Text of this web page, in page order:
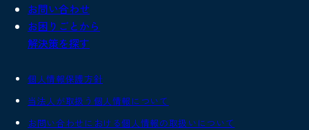
お問い合わせ
お困りごとから
解決策を探す
個人情報保護方針
当法人が取扱う個人情報について
お問い合わせにおける個人情報の取扱いについて